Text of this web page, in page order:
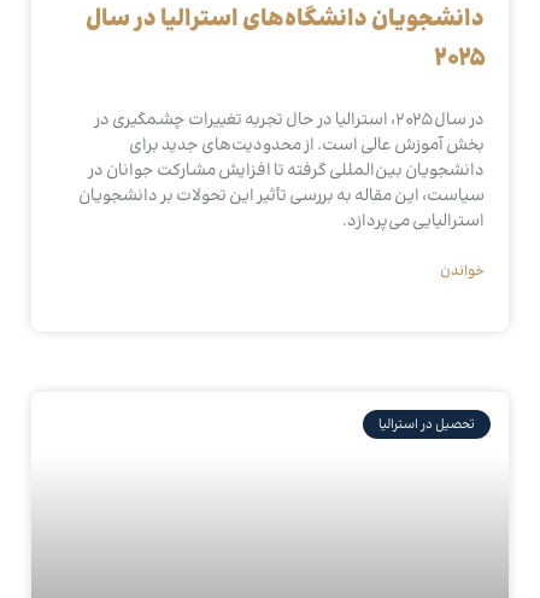
دانشجویان دانشگاه‌های استرالیا در سال
۲۰۲۵
در سال ۲۰۲۵، استرالیا در حال تجربه تغییرات چشمگیری در
بخش آموزش عالی است. از محدودیت‌های جدید برای
دانشجویان بین‌المللی گرفته تا افزایش مشارکت جوانان در
سیاست، این مقاله به بررسی تأثیر این تحولات بر دانشجویان
استرالیایی می‌پردازد.
خواندن
تحصیل در استرالیا